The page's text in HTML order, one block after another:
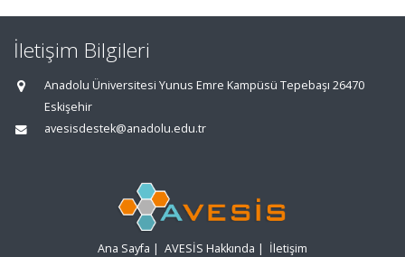
İletişim Bilgileri
Anadolu Üniversitesi Yunus Emre Kampüsü Tepebaşı 26470
Eskişehir
avesisdestek@anadolu.edu.tr
Ana Sayfa | AVESİS Hakkında | İletişim